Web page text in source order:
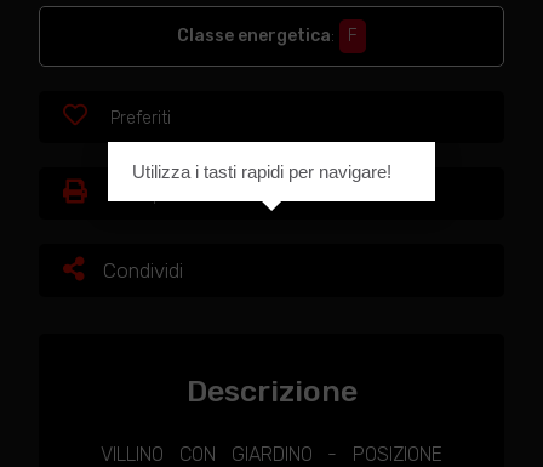
Classe energetica: F
Preferiti
Condividi
Descrizione
VILLINO CON GIARDINO - POSIZIONE
Utilizza i tasti rapidi per navigare!